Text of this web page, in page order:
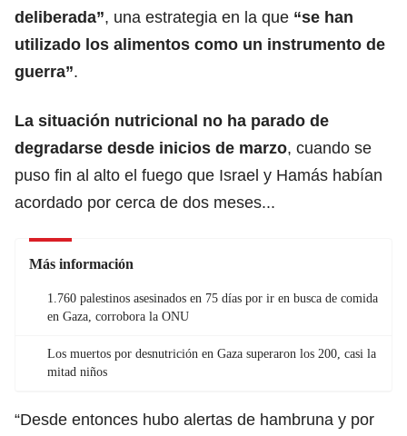
deliberada”, una estrategia en la que “se han
utilizado los alimentos como un instrumento de
guerra”.
La situación nutricional no ha parado de
degradarse desde inicios de marzo, cuando se
puso fin al alto el fuego que Israel y Hamás habían
acordado por cerca de dos meses...
Más información
1.760 palestinos asesinados en 75 días por ir en busca de comida
en Gaza, corrobora la ONU
Los muertos por desnutrición en Gaza superaron los 200, casi la
mitad niños
“Desde entonces hubo alertas de hambruna y por